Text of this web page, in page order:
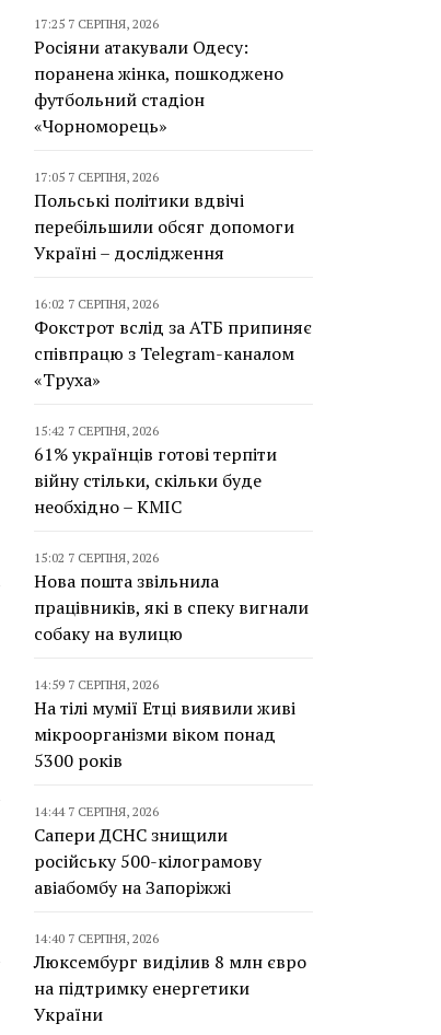
17:25 7 СЕРПНЯ, 2026
Росіяни атакували Одесу:
поранена жінка, пошкоджено
футбольний стадіон
«Чорноморець»
17:05 7 СЕРПНЯ, 2026
Польські політики вдвічі
перебільшили обсяг допомоги
Україні – дослідження
16:02 7 СЕРПНЯ, 2026
Фокстрот вслід за АТБ припиняє
співпрацю з Telegram-каналом
«Труха»
15:42 7 СЕРПНЯ, 2026
61% українців готові терпіти
війну стільки, скільки буде
необхідно – КМІС
15:02 7 СЕРПНЯ, 2026
Нова пошта звільнила
працівників, які в спеку вигнали
собаку на вулицю
14:59 7 СЕРПНЯ, 2026
На тілі мумії Етці виявили живі
мікроорганізми віком понад
5300 років
14:44 7 СЕРПНЯ, 2026
Сапери ДСНС знищили
російську 500-кілограмову
авіабомбу на Запоріжжі
14:40 7 СЕРПНЯ, 2026
Люксембург виділив 8 млн євро
на підтримку енергетики
України